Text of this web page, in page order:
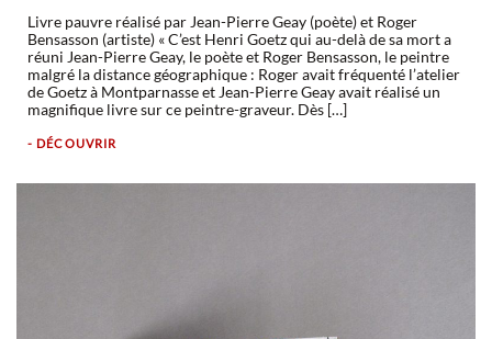
Livre pauvre réalisé par Jean-Pierre Geay (poète) et Roger
Bensasson (artiste) « C’est Henri Goetz qui au-delà de sa mort a
réuni Jean-Pierre Geay, le poète et Roger Bensasson, le peintre
malgré la distance géographique : Roger avait fréquenté l’atelier
de Goetz à Montparnasse et Jean-Pierre Geay avait réalisé un
magnifique livre sur ce peintre-graveur. Dès […]
- DÉCOUVRIR